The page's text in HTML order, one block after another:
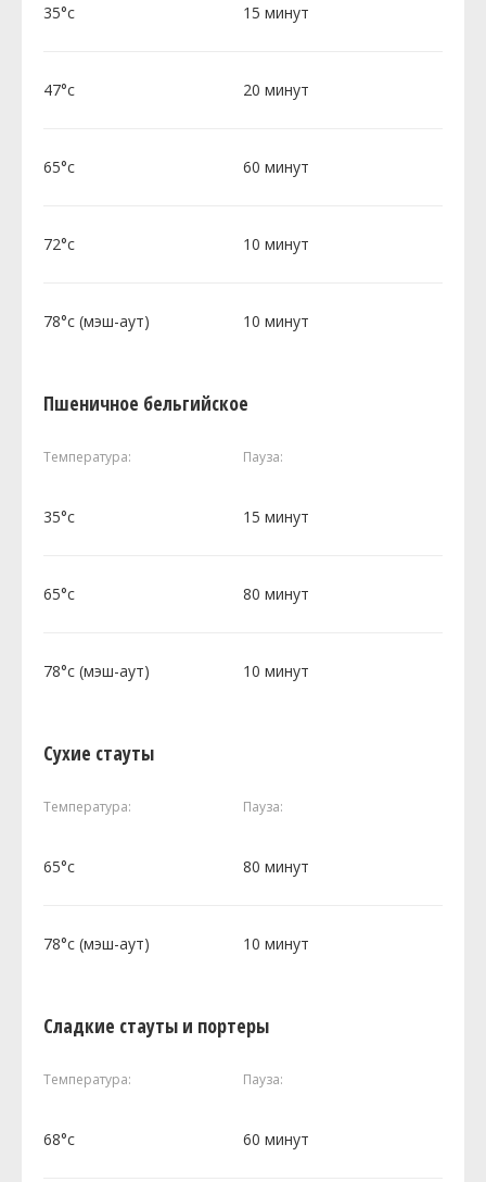
35°c 15 минут
47°c 20 минут
65°c 60 минут
72°c 10 минут
78°c (мэш-аут) 10 минут
Пшеничное бельгийское
Температура: Пауза:
35°c 15 минут
65°c 80 минут
78°c (мэш-аут) 10 минут
Сухие стауты
Температура: Пауза:
65°c 80 минут
78°c (мэш-аут) 10 минут
Сладкие стауты и портеры
Температура: Пауза:
68°c 60 минут